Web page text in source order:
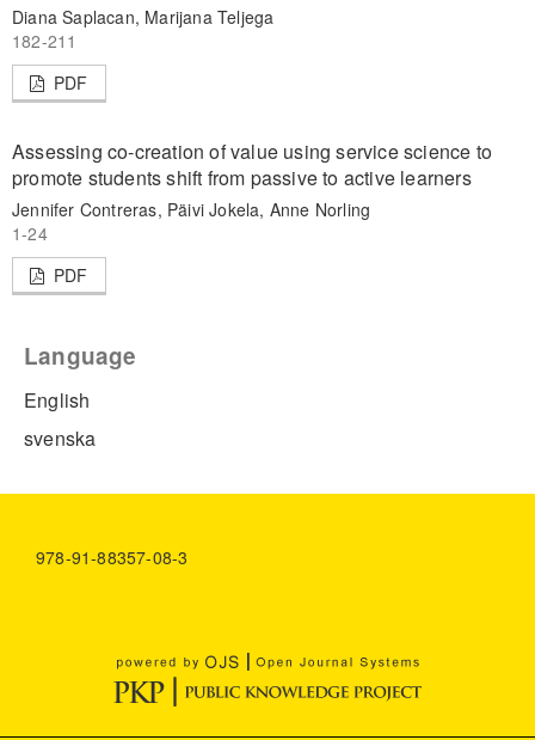
Diana Saplacan, Marijana Teljega
182-211
PDF
Assessing co-creation of value using service science to
promote students shift from passive to active learners
Jennifer Contreras, Päivi Jokela, Anne Norling
1-24
PDF
Language
English
svenska
978-91-88357-08-3